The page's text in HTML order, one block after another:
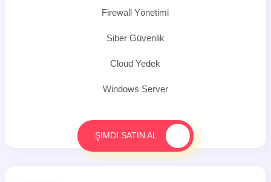
Firewall Yönetimi
Siber Güvenlik
Cloud Yedek
Windows Server
ŞIMDI SATIN AL